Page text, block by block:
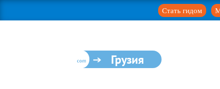
Стать гидом
Грузия